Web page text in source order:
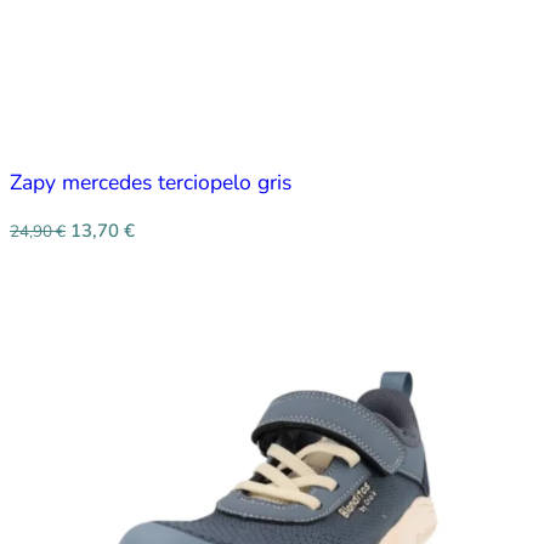
Zapy mercedes terciopelo gris
24,90€ 13,70 €